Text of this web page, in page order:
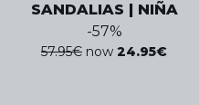
SANDALIAS | NIÑA
-57%
57.95€ now 24.95€